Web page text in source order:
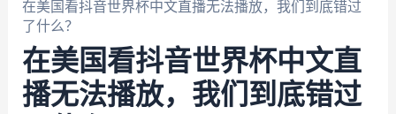
在美国看抖音世界杯中文直播无法播放，我们到底错过
了什么？
在美国看抖音世界杯中文直
播无法播放，我们到底错过